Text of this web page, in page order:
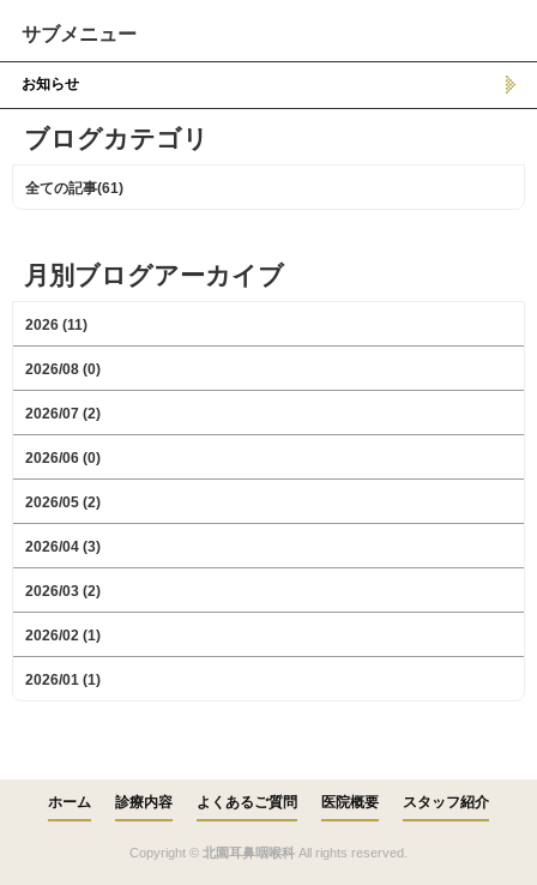
サブメニュー
お知らせ
ブログカテゴリ
全ての記事(61)
月別ブログアーカイブ
2026 (11)
2026/08 (0)
2026/07 (2)
2026/06 (0)
2026/05 (2)
2026/04 (3)
2026/03 (2)
2026/02 (1)
2026/01 (1)
ホーム 診療内容 よくあるご質問 医院概要 スタッフ紹介
Copyright © 北園耳鼻咽喉科 All rights reserved.